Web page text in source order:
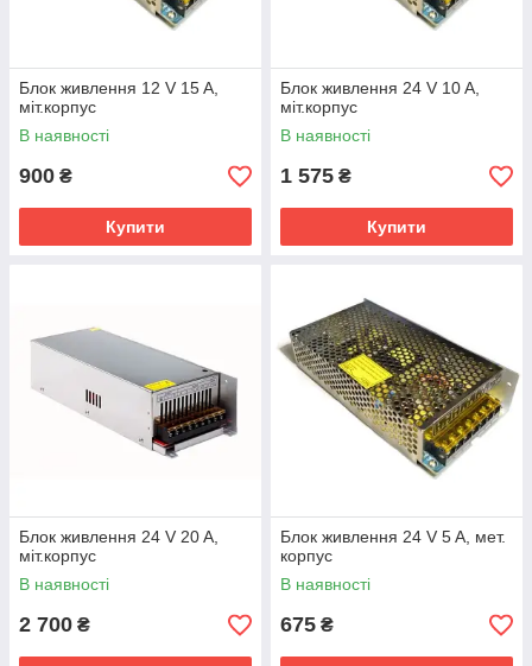
Блок живлення 12 V 15 A,
міт.корпус
В наявності
900 ₴
Купити
Блок живлення 24 V 10 A,
міт.корпус
В наявності
1 575 ₴
Купити
Блок живлення 24 V 20 A,
міт.корпус
В наявності
2 700 ₴
Блок живлення 24 V 5 A, мет.
корпус
В наявності
675 ₴